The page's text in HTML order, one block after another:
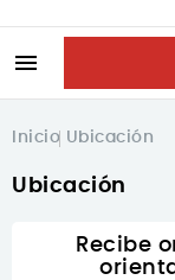

Inicio Ubicación
Ubicación
Recibe